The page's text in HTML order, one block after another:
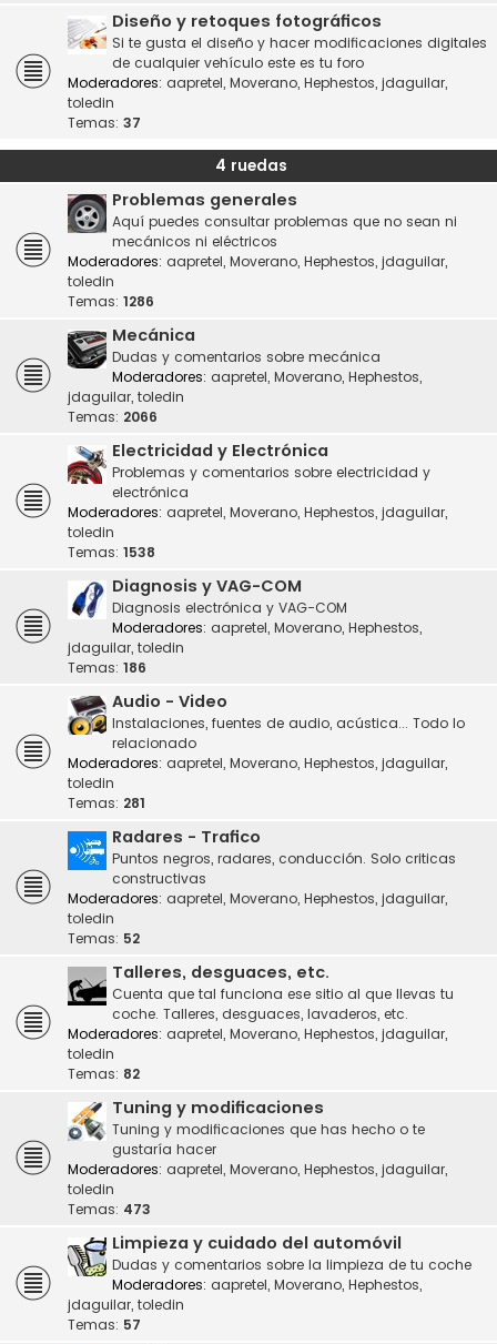
Diseño y retoques fotográficos
Si te gusta el diseño y hacer modificaciones digitales
de cualquier vehículo este es tu foro
Moderadores: aapretel, Moverano, Hephestos, jdaguilar,
toledin
Temas: 37
4 ruedas
Problemas generales
Aquí puedes consultar problemas que no sean ni
mecánicos ni eléctricos
Moderadores: aapretel, Moverano, Hephestos, jdaguilar,
toledin
Temas: 1286
Mecánica
Dudas y comentarios sobre mecánica
Moderadores: aapretel, Moverano, Hephestos,
jdaguilar, toledin
Temas: 2066
Electricidad y Electrónica
Problemas y comentarios sobre electricidad y
electrónica
Moderadores: aapretel, Moverano, Hephestos, jdaguilar,
toledin
Temas: 1538
Diagnosis y VAG-COM
Diagnosis electrónica y VAG-COM
Moderadores: aapretel, Moverano, Hephestos,
jdaguilar, toledin
Temas: 186
Audio - Video
Instalaciones, fuentes de audio, acústica... Todo lo
relacionado
Moderadores: aapretel, Moverano, Hephestos, jdaguilar,
toledin
Temas: 281
Radares - Trafico
Puntos negros, radares, conducción. Solo criticas
constructivas
Moderadores: aapretel, Moverano, Hephestos, jdaguilar,
toledin
Temas: 52
Talleres, desguaces, etc.
Cuenta que tal funciona ese sitio al que llevas tu
coche. Talleres, desguaces, lavaderos, etc.
Moderadores: aapretel, Moverano, Hephestos, jdaguilar,
toledin
Temas: 82
Tuning y modificaciones
Tuning y modificaciones que has hecho o te
gustaría hacer
Moderadores: aapretel, Moverano, Hephestos, jdaguilar,
toledin
Temas: 473
Limpieza y cuidado del automóvil
Dudas y comentarios sobre la limpieza de tu coche
Moderadores: aapretel, Moverano, Hephestos,
jdaguilar, toledin
Temas: 57